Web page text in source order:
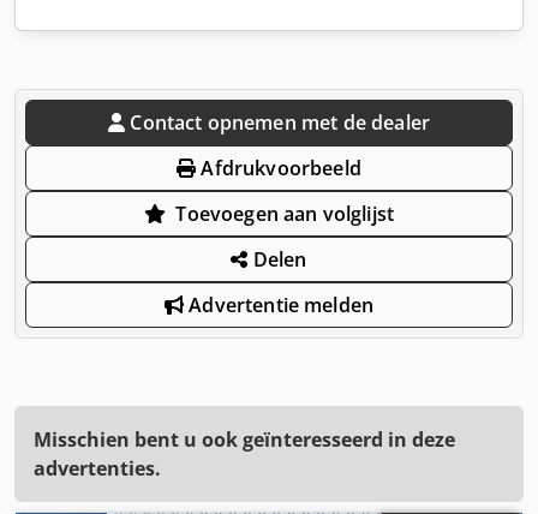
Contact opnemen met de dealer
Afdrukvoorbeeld
Toevoegen aan volglijst
Delen
Advertentie melden
Misschien bent u ook geïnteresseerd in deze
advertenties.